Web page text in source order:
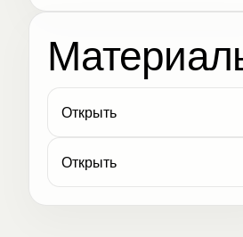
Открыть
Открыть